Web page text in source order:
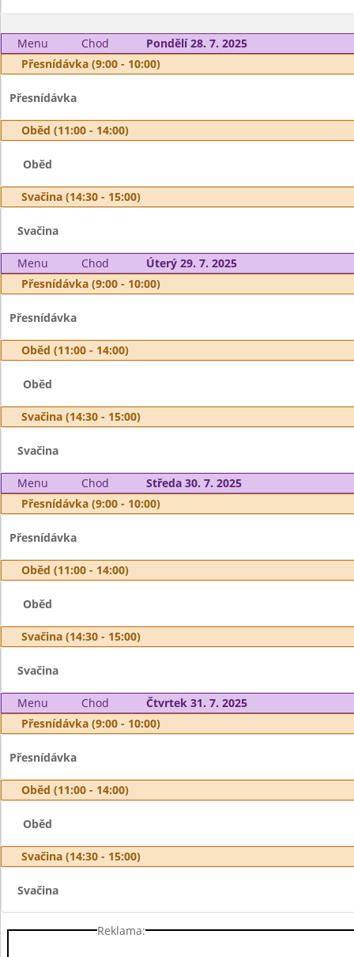
Menu Chod
Pondělí 28. 7. 2025
Přesnídávka (9:00 - 10:00)
Přesnídávka
Oběd (11:00 - 14:00)
Oběd
Svačina (14:30 - 15:00)
Svačina
Menu Chod
Úterý 29. 7. 2025
Přesnídávka (9:00 - 10:00)
Přesnídávka
Oběd (11:00 - 14:00)
Oběd
Svačina (14:30 - 15:00)
Svačina
Menu Chod
Středa 30. 7. 2025
Přesnídávka (9:00 - 10:00)
Přesnídávka
Oběd (11:00 - 14:00)
Oběd
Svačina (14:30 - 15:00)
Svačina
Menu Chod
Čtvrtek 31. 7. 2025
Přesnídávka (9:00 - 10:00)
Přesnídávka
Oběd (11:00 - 14:00)
Oběd
Svačina (14:30 - 15:00)
Svačina
Reklama: